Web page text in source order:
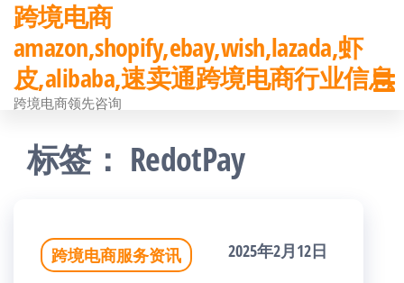
前
往
内
跨境电商
amazon,shopify,ebay,wish,lazada,虾
皮,alibaba,速卖通跨境电商行业信息
跨境电商领先咨询
标签： RedotPay
跨境电商服务资讯 2025年2月12日